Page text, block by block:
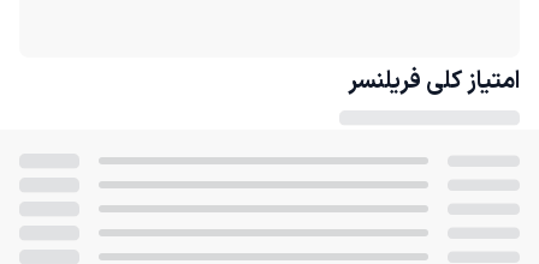
امتیاز کلی فریلنسر